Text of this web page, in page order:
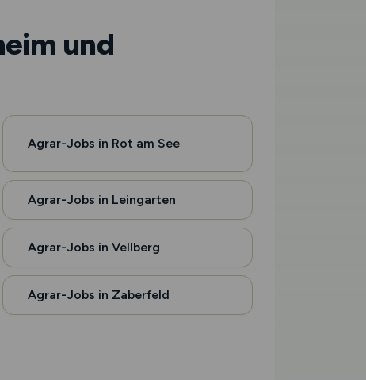
und
Agrar-Jobs in Rot am See
Agrar-Jobs in Leingarten
Agrar-Jobs in Vellberg
Agrar-Jobs in Zaberfeld